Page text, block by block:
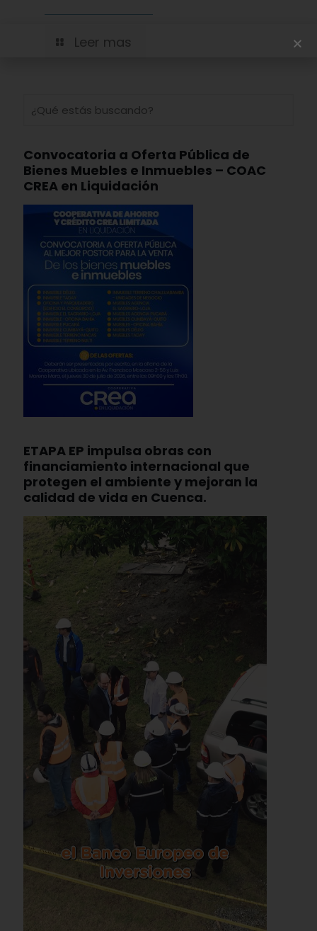
Leer mas
Convocatoria a Oferta Pública de
Bienes Muebles e Inmuebles – COAC
CREA en Liquidación
ETAPA EP impulsa obras con
financiamiento internacional que
protegen el ambiente y mejoran la
calidad de vida en Cuenca.